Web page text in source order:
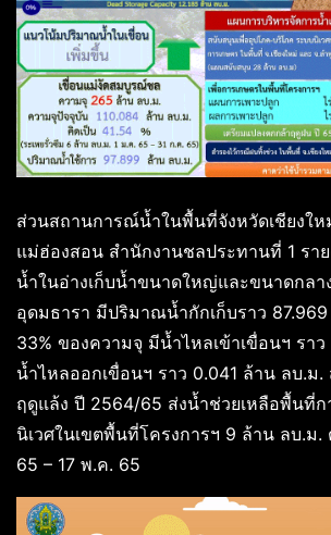
ส่วนสถานการณ์น้ำในพื้นที่จังหวัดเชียงใ
แม่ฮ่องสอน สำนักงานชลประทานที่ 1 รา
น้ำในอ่างเก็บน้ำขนาดใหญ่และขนาดกลา
อุดมธารา มีปริมาณน้ำกักเก็บราว
33% ของความจุ มีน้ำไหลเข้าเขื่อนฯ รา
น้ำไหลออกเขื่อนฯ ราว 0.041 ล้าน ลบ.ม
ฤดูแล้ง ปี 2564/65 ส่งน้ำช่วยเหลือพื้นที่ก
นิเวศในเขตพื้นที่โครงการฯ 9 ล้าน ลบ.ม.
65 – 17 พ.ค. 65